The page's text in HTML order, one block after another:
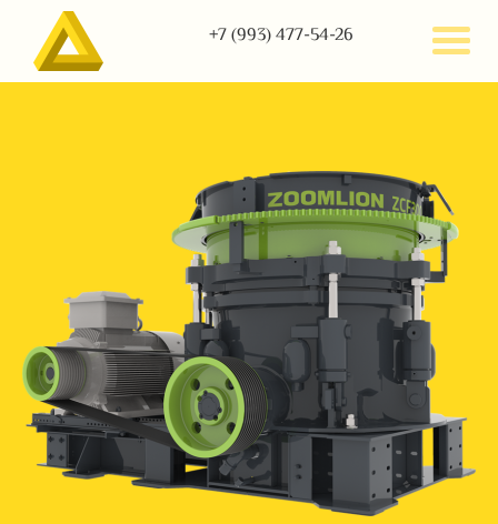
+7 (993) 477-54-26